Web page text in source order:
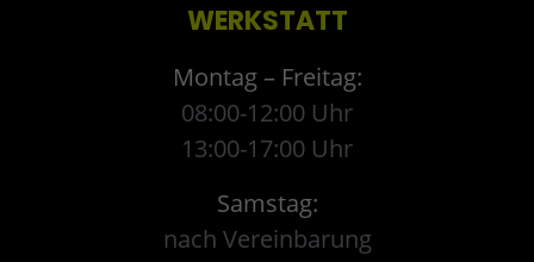
WERKSTATT
Montag – Freitag:
08:00-12:00 Uhr
13:00-17:00 Uhr
Samstag:
nach Vereinbarung